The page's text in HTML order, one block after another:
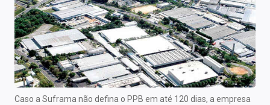
Carteiras Recomendadas
Central de Dividendos
Central de Fundos Imobiliários
Central dos IPOs
Caso a Suframa não defina o PPB em até 120 dias, a empresa